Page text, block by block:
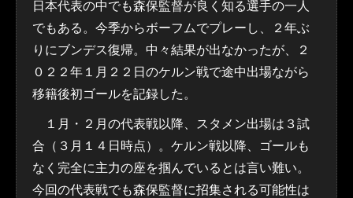
日本代表の中でも森保監督が良く知る選手の一人
でもある。今季からボーフムでプレーし、２年ぶ
りにブンデス復帰。中々結果が出なかったが、２
０２２年１月２２日のケルン戦で途中出場ながら
移籍後初ゴールを記録した。
１月・２月の代表戦以降、スタメン出場は３試
合（３月１４日時点）。ケルン戦以降、ゴールも
なく完全に主力の座を掴んでいるとは言い難い。
今回の代表戦でも森保監督に招集される可能性は